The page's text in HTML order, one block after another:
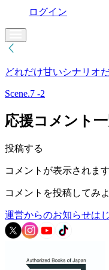
ログイン
どれだけ甘いシナリオ
Scene.7 -2
応援コメント
投稿する
コメントが表示されます
コメントを投稿してみよ
運営からのお知らせは